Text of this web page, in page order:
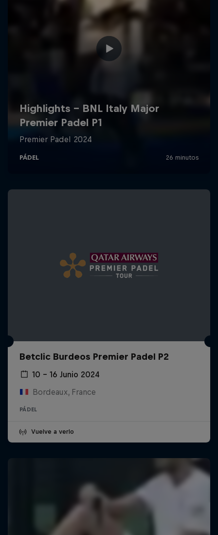
Betclic Burdeos Premier Padel P2
10 – 16 Junio 2024
Bordeaux, France
PÁDEL
Vuelve a verlo